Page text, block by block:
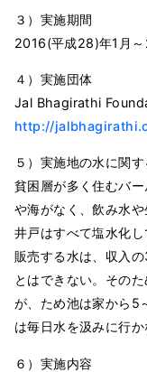
３）実施期間
2016(平成28)年1月
４）実施団体
Jal Bhagirathi
http://
５）実施地の水に関
貧困層が多く住むバ
や海がなく、飲み水
井戸はすべて塩水化
販売する水は、収入
とはできない。その
が、ため池は家から5
は毎日水を汲みに行か
６）実施内容